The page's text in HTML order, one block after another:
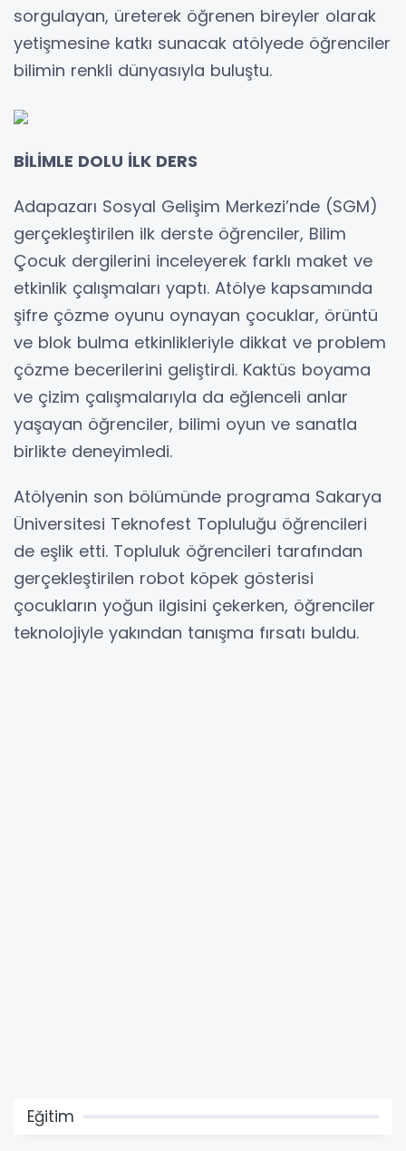
sorgulayan, üreterek öğrenen bireyler olarak
yetişmesine katkı sunacak atölyede öğrenciler
bilimin renkli dünyasıyla buluştu.
BİLİMLE DOLU İLK DERS
Adapazarı Sosyal Gelişim Merkezi’nde (SGM)
gerçekleştirilen ilk derste öğrenciler, Bilim
Çocuk dergilerini inceleyerek farklı maket ve
etkinlik çalışmaları yaptı. Atölye kapsamında
şifre çözme oyunu oynayan çocuklar, örüntü
ve blok bulma etkinlikleriyle dikkat ve problem
çözme becerilerini geliştirdi. Kaktüs boyama
ve çizim çalışmalarıyla da eğlenceli anlar
yaşayan öğrenciler, bilimi oyun ve sanatla
birlikte deneyimledi.
Atölyenin son bölümünde programa Sakarya
Üniversitesi Teknofest Topluluğu öğrencileri
de eşlik etti. Topluluk öğrencileri tarafından
gerçekleştirilen robot köpek gösterisi
çocukların yoğun ilgisini çekerken, öğrenciler
teknolojiyle yakından tanışma fırsatı buldu.
Eğitim